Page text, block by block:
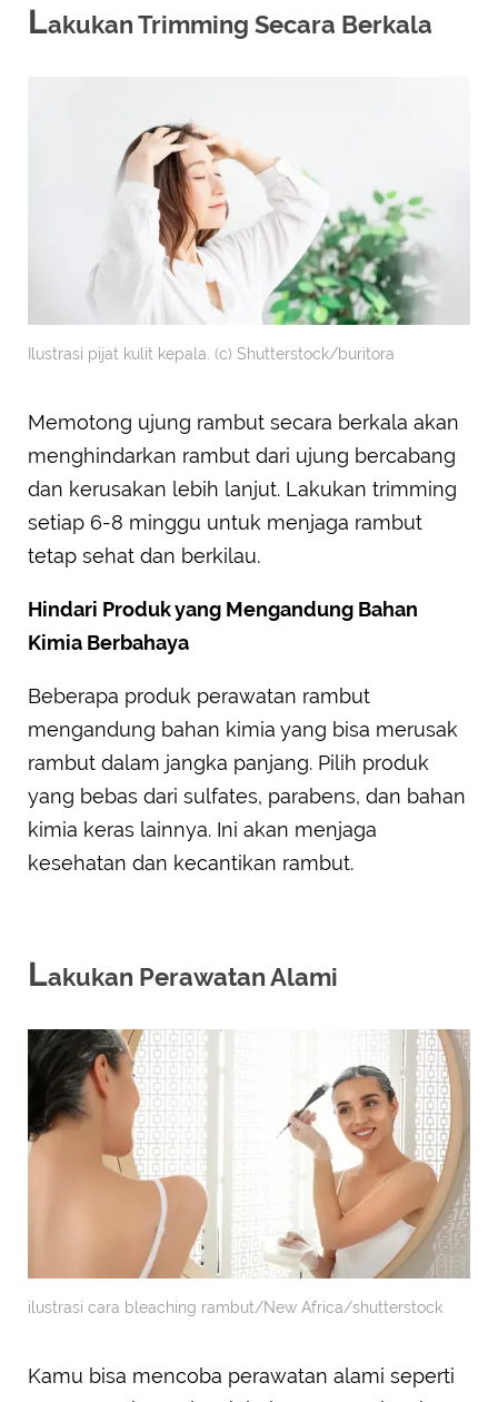
Lakukan Trimming Secara Berkala
Ilustrasi pijat kulit kepala. (c) Shutterstock/buritora
Memotong ujung rambut secara berkala akan
menghindarkan rambut dari ujung bercabang
dan kerusakan lebih lanjut. Lakukan trimming
setiap 6-8 minggu untuk menjaga rambut
tetap sehat dan berkilau.
Hindari Produk yang Mengandung Bahan
Kimia Berbahaya
Beberapa produk perawatan rambut
mengandung bahan kimia yang bisa merusak
rambut dalam jangka panjang. Pilih produk
yang bebas dari sulfates, parabens, dan bahan
kimia keras lainnya. Ini akan menjaga
kesehatan dan kecantikan rambut.
Lakukan Perawatan Alami
ilustrasi cara bleaching rambut/New Africa/shutterstock
Kamu bisa mencoba perawatan alami seperti